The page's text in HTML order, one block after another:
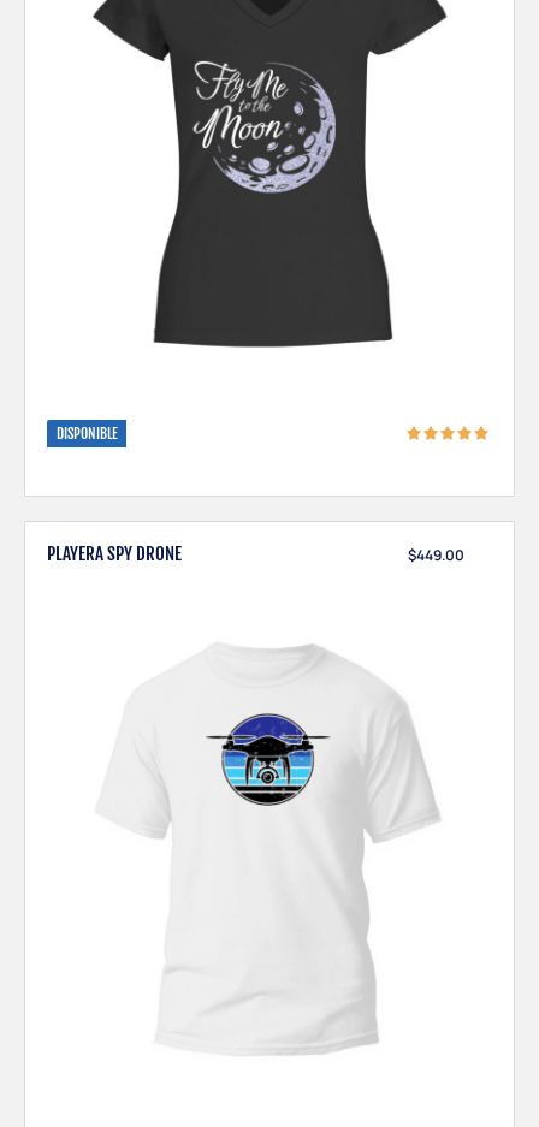
DISPONIBLE
PLAYERA SPY DRONE $449.00